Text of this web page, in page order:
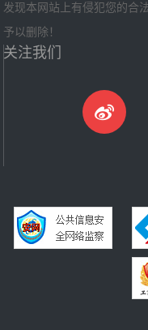
发现本网站上有侵犯您的合
予以删除！
关注我们